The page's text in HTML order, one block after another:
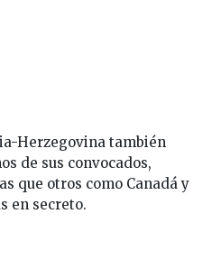
Herzegovina también
de sus convocados,
que otros como Canadá y
en secreto.